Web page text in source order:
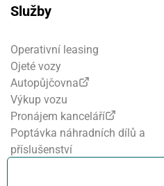
Služby
Operativní leasing
Ojeté vozy
Autopůjčovna
Výkup vozu
Pronájem kanceláří
Poptávka náhradních dílů a
příslušenství